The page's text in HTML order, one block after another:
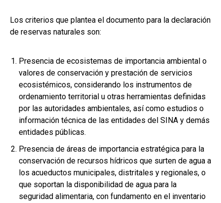
Los criterios que plantea el documento para la declaración
de reservas naturales son:
Presencia de ecosistemas de importancia ambiental o
valores de conservación y prestación de servicios
ecosistémicos, considerando los instrumentos de
ordenamiento territorial u otras herramientas definidas
por las autoridades ambientales, así como estudios o
información técnica de las entidades del SINA y demás
entidades públicas.
Presencia de áreas de importancia estratégica para la
conservación de recursos hídricos que surten de agua a
los acueductos municipales, distritales y regionales, o
que soportan la disponibilidad de agua para la
seguridad alimentaria, con fundamento en el inventario